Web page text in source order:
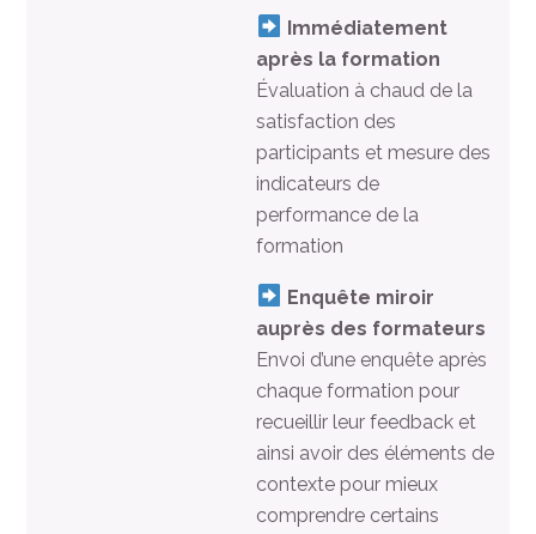
Immédiatement
après la formation
Évaluation à chaud de la
satisfaction des
participants et mesure des
indicateurs de
performance de la
formation
Enquête miroir
auprès des formateurs
Envoi d’une enquête après
chaque formation pour
recueillir leur feedback et
ainsi avoir des éléments de
contexte pour mieux
comprendre certains